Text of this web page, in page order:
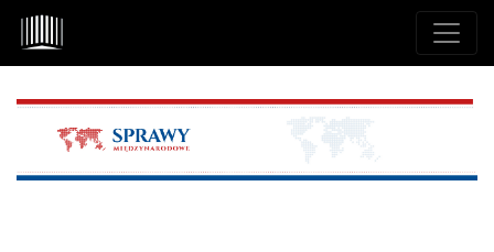
Przejdź do głównego menu
Przejdź do sekcji głównej
Przejdź do stopki